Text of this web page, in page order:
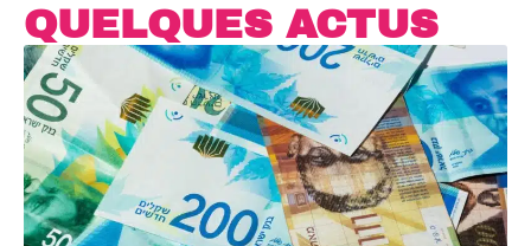
QUELQUES ACTUS